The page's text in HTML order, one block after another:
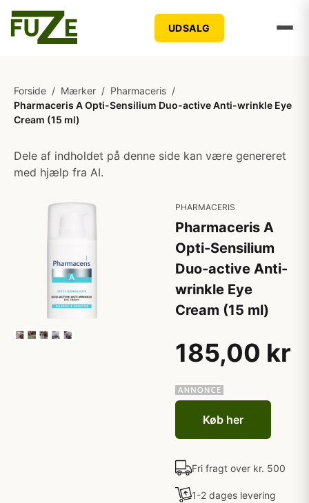
UDSALG
Forside / Mærker / Pharmaceris /
Pharmaceris A Opti-Sensilium Duo-active Anti-wrinkle Eye
Cream (15 ml)
Dele af indholdet på denne side kan være genereret
med hjælp fra AI.
PHARMACERIS
Pharmaceris A
Opti-Sensilium
Duo-active Anti-
wrinkle Eye
Cream (15 ml)
185,00 kr
Køb her
Fri fragt over kr. 500
1-2 dages levering